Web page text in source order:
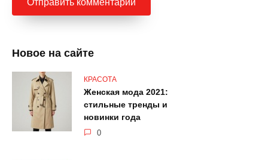
Новое на сайте
КРАСОТА
Женская мода 2021:
стильные тренды и
новинки года
0